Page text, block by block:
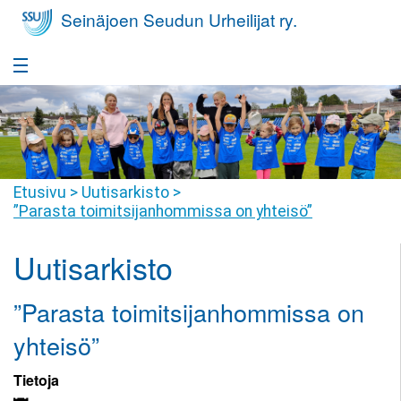
Seinäjoen Seudun Urheilijat ry.
Etusivu
Seura Takaisin
Seura
Seurafaktat
Tiimit
Yleisurheilukoulu Takaisin
Yleisurheilukoulu
Harrastajan
polku
Yleisurheilukoulu
Nuorisovalmennus
Harrastajan
polku
Huippu-urheilu Takaisin
Huippu-
Kilpailutoiminta Takaisin
Seuraennätykset
Etusivu > Uutisarkisto >
”Parasta toimitsijanhommissa on yhteisö”
Uutisarkisto
”Parasta toimitsijanhommissa on
yhteisö”
Tietoja